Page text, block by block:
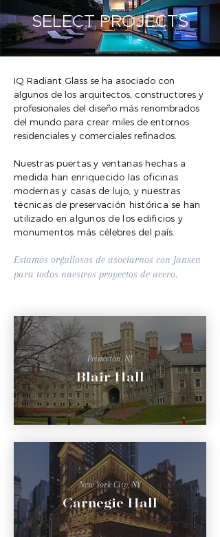
SELECT PROJECTS
IQ Radiant Glass se ha asociado con
algunos de los arquitectos, constructores y
profesionales del diseño más renombrados
del mundo para crear miles de entornos
residenciales y comerciales refinados.
Nuestras puertas y ventanas hechas a
medida han enriquecido las oficinas
modernas y casas de lujo, y nuestras
técnicas de preservación histórica se han
utilizado en algunos de los edificios y
monumentos más célebres del país.
Estamos orgullosos de asociarnos con Jansen
para todos nuestros proyectos de acero.
Princeton, NJ
Blair Hall
New York City, NY
Carnegie Hall